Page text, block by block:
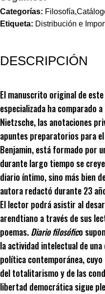
Categorías:
Etiqueta: Distribución e
DESCRIPCIÓN
El manuscrito original de este
especializada ha comparado
Nietzsche, las anotaciones
apuntes preparatorios para el
Benjamin, está formado por
durante largo tiempo se
diario íntimo, sino más bien
autora redactó durante 23
El lector podrá asistir al
arendtiano a través de sus
poemas.Diario filosófico
la actividad intelectual de
política contemporánea,
del totalitarismo y de las
libertad democrática sigue